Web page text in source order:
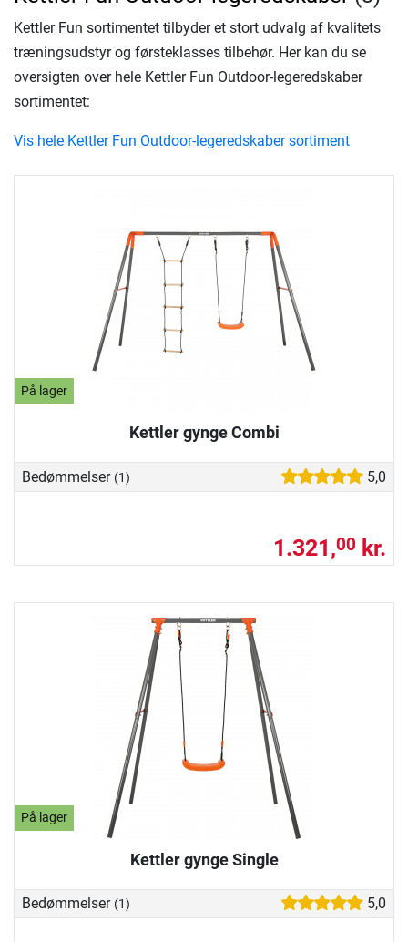
På lager
Kettler gynge Combi
Bedømmelser (1) 5,0
1.321,00 kr.
På lager
Kettler gynge Single
Bedømmelser (1) 5,0
Kettler Fun sortimentet tilbyder et stort udvalg af kvalitets
træningsudstyr og førsteklasses tilbehør. Her kan du se
oversigten over hele Kettler Fun Outdoor-legeredskaber
sortimentet:
Vis hele Kettler Fun Outdoor-legeredskaber sortiment